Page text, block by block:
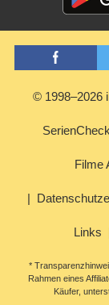
© 1998–2026
Filme
Links
*
Rahmen eines
Käufer,